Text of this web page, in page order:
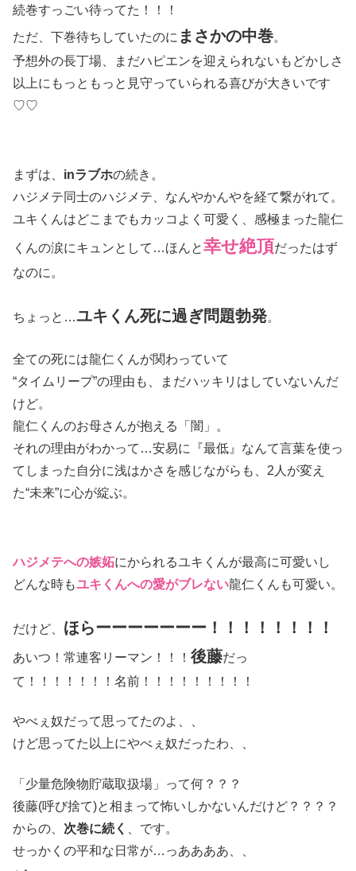
続巻すっごい待ってた！！！
ただ、下巻待ちしていたのに まさかの中巻。
予想外の長丁場、まだハピエンを迎えられないもどかしさ
以上にもっともっと見守っていられる喜びが大きいです
♡♡
まずは、 inラブホの続き。
ハジメテ同士のハジメテ、なんやかんやを経て繋がれて。
ユキくんはどこまでもカッコよく可愛く、感極まった龍仁
くんの涙にキュンとして…ほんと幸せ絶頂だったはず
なのに。
ちょっと…ユキくん死に過ぎ問題勃発。
全ての死には龍仁くんが関わっていて
“タイムリープ”の理由も、まだハッキリはしていないんだ
けど。
龍仁くんのお母さんが抱える「闇」。
それの理由がわかって…安易に『最低』なんて言葉を使っ
てしまった自分に浅はかさを感じながらも、2人が変え
た“未来”に心が綻ぶ。
ハジメテへの嫉妬にかられるユキくんが最高に可愛いし
どんな時もユキくんへの愛がブレない龍仁くんも可愛い。
だけど、 ほらーーーーーーー！！！！！！！！
あいつ！常連客リーマン！！！ 後藤だっ
て！！！！！！！名前！！！！！！！！！
やべぇ奴だって思ってたのよ、、
けど思ってた以上にやべぇ奴だったわ、、
「少量危険物貯蔵取扱場」って何？？？
後藤(呼び捨て)と相まって怖いしかないんだけど？？？？
からの、 次巻に続く
、です。
せっかくの平和な日常が…っああああ、、